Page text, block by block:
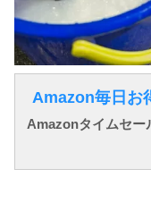
Amazon毎日お
Amazonタイムセー